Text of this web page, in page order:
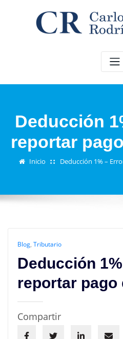
Deducción
reportar
Inicio Deducción 1% –
Blog, Tributario
Deducción
reportar pago
Compartir